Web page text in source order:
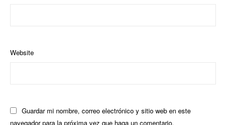
Website
Guardar mi nombre, correo electrónico y sitio web en este
navegador para la próxima vez que haga un comentario.